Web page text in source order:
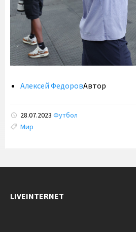
Алексей ФедоровАвтор
28.07.2023 Футбол
Tags:
Мир
LIVEINTERNET